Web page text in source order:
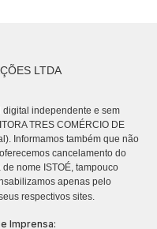
LTDA
digital independente e sem
TRES COMÉRCIO DE
Informamos também que não
cancelamento do
nome ISTOÉ, tampouco
apenas pelo
respectivos sites.
Imprensa: